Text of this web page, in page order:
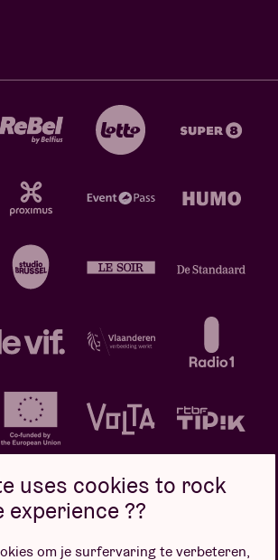
Cookiebeleid Verkoopsvoorwaarden
uses cookies to rock
??
om je surfervaring te verbeteren,